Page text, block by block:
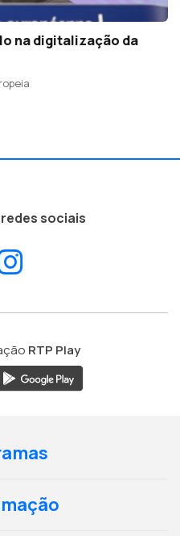
na digitalização da
sociais
RTP Play